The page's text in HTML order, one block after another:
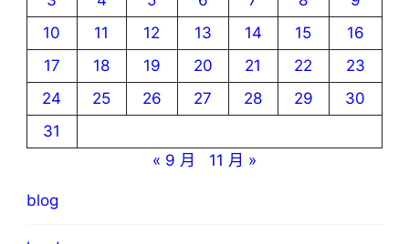
10
11 12 13 14 15
16
17
18 19 20 21 22
23
24
25 26 27 28 29
30
31
« 9 月
11 月 »
blog